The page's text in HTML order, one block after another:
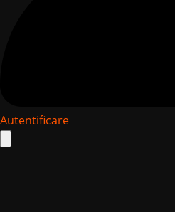
Autentificare